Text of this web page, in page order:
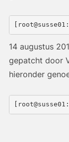
14 augustus
gepatcht door
hieronder